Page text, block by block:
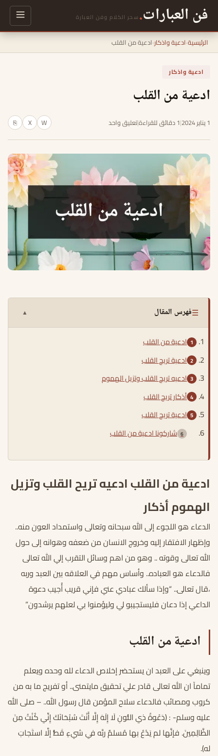
فن العبارات. سحر الكلام وفن العبارة
الرئيسية›ادعية واذكار›ادعية من القلب
ادعية واذكار
ادعية من القلب
1 يناير 2024 |1 دقائق للقراءة |تعليق واحد W
X
⎘
☰فهرس المقال ▲
ادعية من القلب
ادعية تريح القلب
ادعيه تريح القلب وتزيل الهموم
أذكار تريح القلب
ادعية تريح القلب
شاركونا ادعية من القلب
ادعية من القلب ادعيه تريح القلب وتزيل
الهموم أذكار
الدعاء هو اللجوء إلى الله سبحانه وتعالى واستمداد العون منه..
وإظهار الافتقار إليه وخروج الانسان من ضعفه وهوانه إلى حول
الله تعالى وقوته .. وهو من اهم وسائل التقرب إلي الله تعالى
فالدعاء هو العباده.. وأساس مهم في العلاقه بين العبد وربه
،قال تعالى.. “وإذا سألك عبادي عني فإني قريب أُجيب دعوة
الداعي إذا دعان فليستجيبو لي وليؤمنوا بي لعلهم يرشدون”
ادعية من القلب
وينبغي على العبد ان يستحضر إخلاص الدعاء لله وحده ويعلم
تماماً ان الله تعالى قادر علي تحقيق مايتمنى.. أو تفريج ما به من
كروب ومصائب فالدعاء سلاح المؤمن قال رسول الله.. – صلى الله
عليه وسلم- : (دَعْوةُ ذي النُّونِ لَا إِلَهَ إِلَّا أَنْتَ سُبْحَانَكَ إِنِّي كُنْتُ مِنَ
الظَّالِمِينَ. فإنَّها لم يَدْعُ بها مُسلمٌ ربَّه في شيءٍ قَطُّ إلَّا استَجابَ
له).